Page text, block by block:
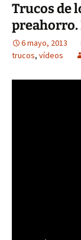
Trucos de
preahorro.
6 mayo, 2013
trucos, vídeos